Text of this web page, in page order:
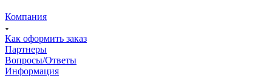
Компания
Как оформить заказ
Партнеры
Вопросы/Ответы
Информация